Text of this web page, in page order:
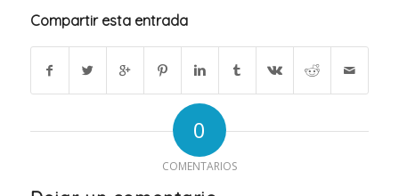
Compartir esta entrada
0
COMENTARIOS